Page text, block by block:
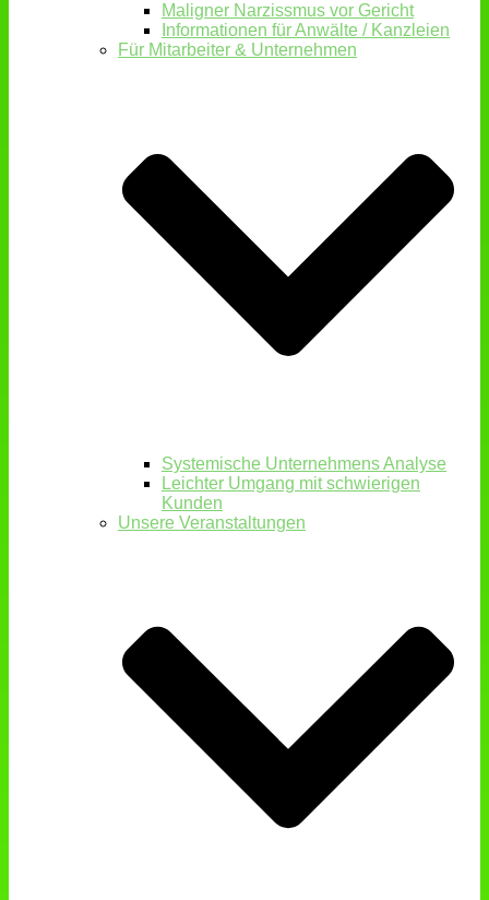
Maligner Narzissmus vor Gericht
Informationen für Anwälte / Kanzleien
Für Mitarbeiter & Unternehmen
Systemische Unternehmens Analyse
Leichter Umgang mit schwierigen
Kunden
Unsere Veranstaltungen